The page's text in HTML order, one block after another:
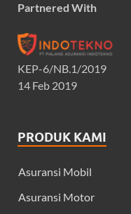
Partnered With
KEP-6/NB.1/2019
14 Feb 2019
PRODUK KAMI
Asuransi Mobil
Asuransi Motor